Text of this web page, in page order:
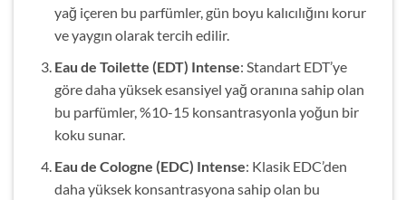
yağ içeren bu parfümler, gün boyu kalıcılığını korur
ve yaygın olarak tercih edilir.
Eau de Toilette (EDT) Intense: Standart EDT’ye
göre daha yüksek esansiyel yağ oranına sahip olan
bu parfümler, %10-15 konsantrasyonla yoğun bir
koku sunar.
Eau de Cologne (EDC) Intense: Klasik EDC’den
daha yüksek konsantrasyona sahip olan bu